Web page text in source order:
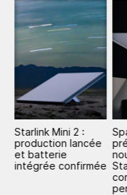
Starlink Mini 2 :
production lancée
et batterie
intégrée confirmée